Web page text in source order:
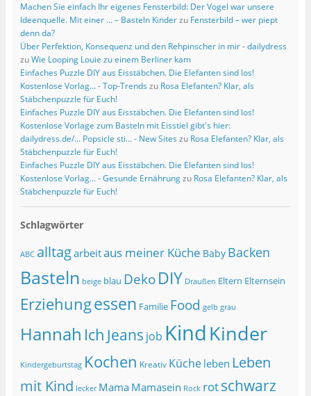
Machen Sie einfach Ihr eigenes Fensterbild: Der Vogel war unsere
Ideenquelle. Mit einer … – Basteln Kinderzu Fensterbild – wer piept
denn da?
Über Perfektion, Konsequenz und den Rehpinscher in mir - dailydress
zuWie Looping Louie zu einem Berliner kam
Einfaches Puzzle DIY aus Eisstäbchen. Die Elefanten sind los!
Kostenlose Vorlag... - Top-Trends zu Rosa Elefanten? Klar, als
Stäbchenpuzzle für Euch!
Einfaches Puzzle DIY aus Eisstäbchen. Die Elefanten sind los!
Kostenlose Vorlage zum Basteln mit Eisstiel gibt's hier:
dailydress.de/... Popsicle sti... - New Sites zu Rosa Elefanten? Klar, als
Stäbchenpuzzle für Euch!
Einfaches Puzzle DIY aus Eisstäbchen. Die Elefanten sind los!
Kostenlose Vorlag... - Gesunde Ernährungzu Rosa Elefanten? Klar, als
Stäbchenpuzzle für Euch!
Schlagwörter
ABC alltagarbeitaus meiner Küche Baby Backen
Basteln beige blau Deko DIY Draußen Eltern Elternsein
Erziehungessen Familie Food gelb grau
Hannah Ich Jeans job KindKinder
Kindergeburtstag Kochen Kreativ Küche leben Leben
mit Kind lecker Mama Mamasein Rock rotschwarz